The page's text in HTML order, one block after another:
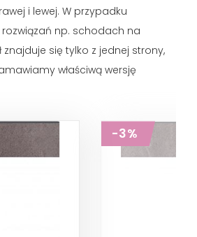
i lewej. W przypadku
np. schodach na
znajduje się tylko z jednej strony,
właściwą wersję
-3%